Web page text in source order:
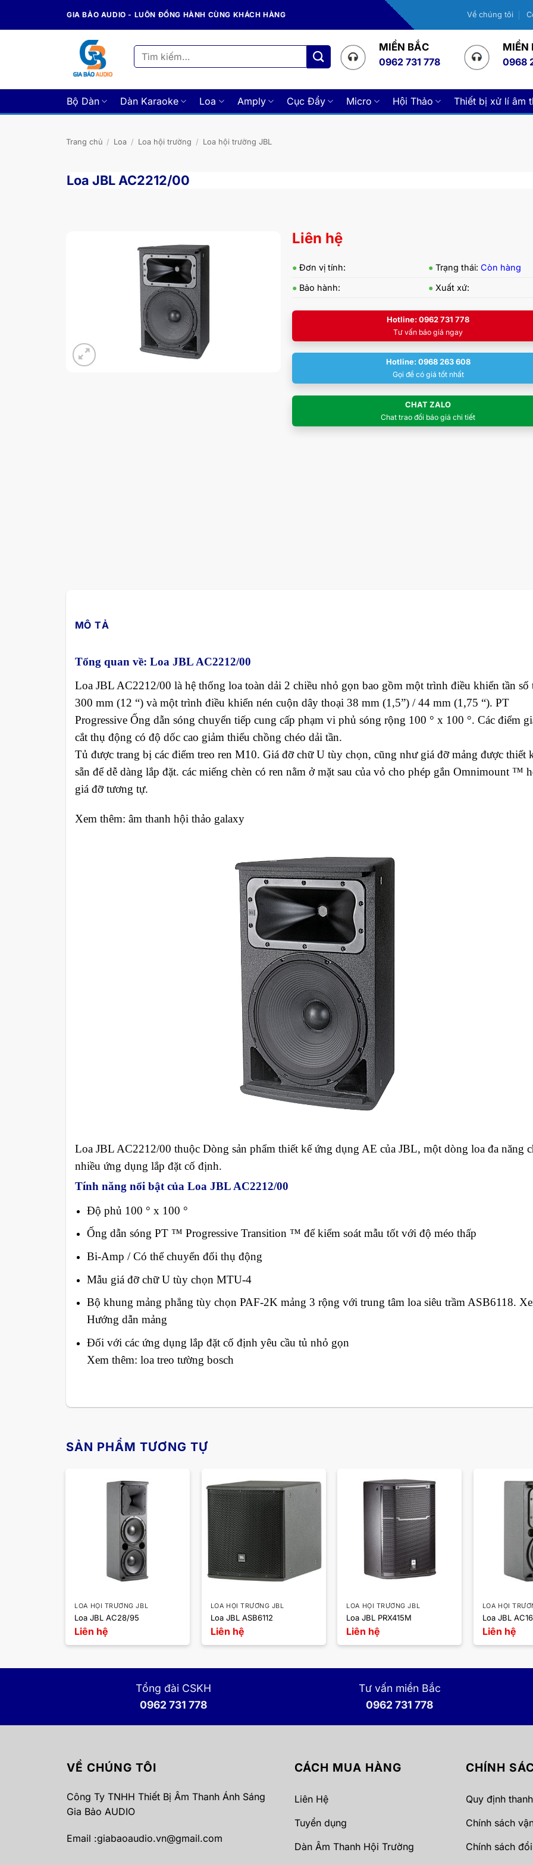
GIA BẢO AUDIO - LUÔN ĐỒNG HÀNH CÙNG KHÁCH HÀNG Về chúng tôi
Tìm
kiếm:
MIỀN BẮC
0962 731 778
MIỀN
0968
Bộ Dàn Dàn Karaoke Loa Amply Cục Đẩy Micro Hội Thảo Thiết bị xử lí âm
Trang chủ / Loa / Loa hội trường / Loa hội trường JBL
Loa JBL AC2212/00
Liên hệ
●Đơn vị tính: ● Trạng thái: Còn hàng
● Bảo hành: ● Xuất xứ:
Hotline: 0962 731 778
Tư vấn báo giá ngay
Hotline: 0968 263 608
Gọi để có giá tốt nhất
CHAT ZALO
Chat trao đổi báo giá chi tiết
MÔ TẢ
Tổng quan về: Loa JBL AC2212/00
Loa JBL AC2212/00 là hệ thống loa toàn dải 2 chiều nhỏ gọn bao gồm một trình điều khiển tần số
300 mm (12 “) và một trình điều khiển nén cuộn dây thoại 38 mm (1,5”) / 44 mm (1,75 “). PT
Progressive Ống dẫn sóng chuyển tiếp cung cấp phạm vi phủ sóng rộng 100 ° x 100 °. Các điểm
cắt thụ động có độ dốc cao giảm thiểu chồng chéo dải tần.
Tủ được trang bị các điểm treo ren M10. Giá đỡ chữ U tùy chọn, cũng như giá đỡ mảng được thiết
sẵn để dễ dàng lắp đặt. các miếng chèn có ren nằm ở mặt sau của vỏ cho phép gắn Omnimount ™
giá đỡ tương tự.
Xem thêm: âm thanh hội thảo galaxy
Loa JBL AC2212/00 thuộc Dòng sản phẩm thiết kế ứng dụng AE của JBL, một dòng loa đa năng
nhiều ứng dụng lắp đặt cố định.
Tính năng nổi bật của Loa JBL AC2212/00
Độ phủ 100 ° x 100 °
Ống dẫn sóng PT ™ Progressive Transition ™ để kiểm soát mẫu tốt với độ méo thấp
Bi-Amp / Có thể chuyển đổi thụ động
Mẫu giá đỡ chữ U tùy chọn MTU-4
Bộ khung mảng phẳng tùy chọn PAF-2K mảng 3 rộng với trung tâm loa siêu trầm ASB6118.
Hướng dẫn mảng
Đối với các ứng dụng lắp đặt cố định yêu cầu tủ nhỏ gọn
Xem thêm: loa treo tường bosch
SẢN PHẨM TƯƠNG TỰ
LOA HỘI TRƯỜNG JBL
Loa JBL AC28/95
Liên hệ
LOA HỘI TRƯỜNG JBL
Loa JBL ASB6112
Liên hệ
LOA HỘI TRƯỜNG JBL
Loa JBL PRX415M
Liên hệ
LOA HỘI
Loa JBL AC16
Liên hệ
Tổng đài CSKH
0962 731 778
Tư vấn miền Bắc
0962 731 778
VỀ CHÚNG TÔI
Công Ty TNHH Thiết Bị Âm Thanh Ánh Sáng
Gia Bảo AUDIO
Email :giabaoaudio.vn@gmail.com
CÁCH MUA HÀNG
Liên Hệ
Tuyển dụng
Dàn Âm Thanh Hội Trường
CHÍNH
Quy định
Chính sách
Chính sách